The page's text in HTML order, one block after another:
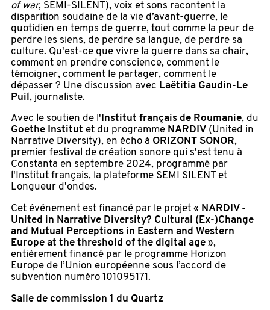
of war, SEMI-SILENT), voix et sons racontent la
disparition soudaine de la vie d’avant-guerre, le
quotidien en temps de guerre, tout comme la peur de
perdre les siens, de perdre sa langue, de perdre sa
culture. Qu'est-ce que vivre la guerre dans sa chair,
comment en prendre conscience, comment le
témoigner, comment le partager, comment le
dépasser ? Une discussion avec Laëtitia Gaudin-Le
Puil, journaliste.
Avec le soutien de l'Institut français de Roumanie, du
Goethe Institut et du programme NARDIV (United in
Narrative Diversity), en écho à ORIZONT SONOR,
premier festival de création sonore qui s'est tenu à
Constanta en septembre 2024, programmé par
l'Institut français, la plateforme SEMI SILENT et
Longueur d'ondes.
Cet événement est financé par le projet « NARDIV -
United in Narrative Diversity? Cultural (Ex-)Change
and Mutual Perceptions in Eastern and Western
Europe at the threshold of the digital age »,
entièrement financé par le programme Horizon
Europe de l’Union européenne sous l’accord de
subvention numéro 101095171.
Salle de commission 1 du Quartz